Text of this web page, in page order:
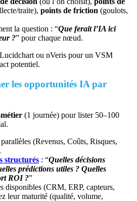
traite), points de friction (goulots,
la question : “Que ferait l’IA ici
?” pour chaque nœud.
ou nVeris pour un VSM
potentiel.
les opportunités IA par
(1 journée) pour lister 50–100
(Revenus, Coûts, Risques,
structurés : “Quelles décisions
prédictions utiles ? Quelles
ROI ?”
disponibles (CRM, ERP, capteurs,
leur maturité (qualité, volume,